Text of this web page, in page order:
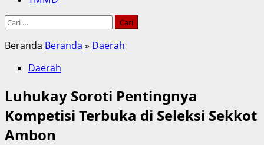
Cari
Beranda Beranda » Daerah
Daerah
Luhukay Soroti Pentingnya
Kompetisi Terbuka di Seleksi Sekkot
Ambon